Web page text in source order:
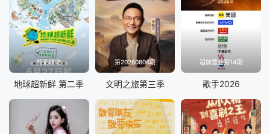
特别联动
地球超新鲜 第二季
第20260806期
文明之旅第三季
超前营业第14期
歌手2026